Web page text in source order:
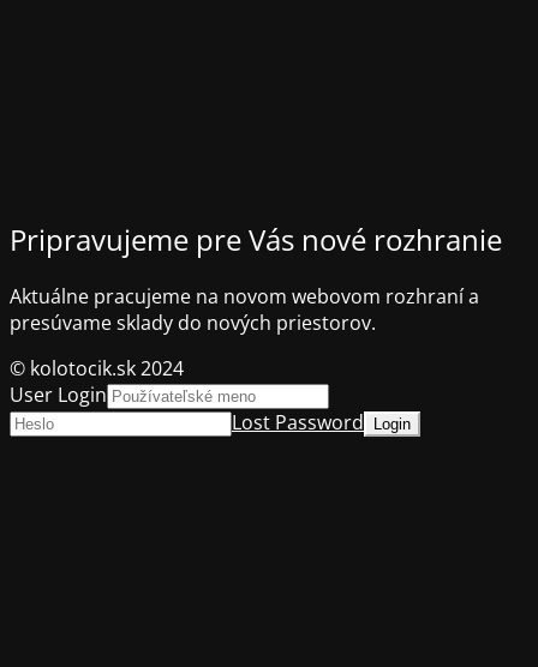
Pripravujeme pre Vás nové rozhranie
Aktuálne pracujeme na novom webovom rozhraní a
presúvame sklady do nových priestorov.
© kolotocik.sk 2024
User Login
Lost Password